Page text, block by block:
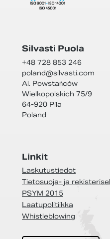
Silvasti Puola
+48 728 853 246
poland@silvasti.com
Al. Powstańców
Wielkopolskich 75/9
64-920 Piła
Poland
Linkit
Laskutustiedot
Tietosuoja- ja
PSYM 2015
Laatupolitiikka
Whistleblowing